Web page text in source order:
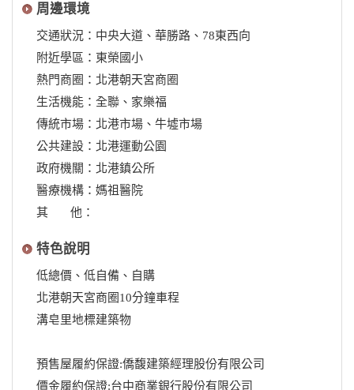
周邊環境
交通狀況：中央大道、華勝路、78東西向
附近學區：東榮國小
熱門商圈：北港朝天宮商圈
生活機能：全聯、家樂福
傳統市場：北港市場、牛墟市場
公共建設：北港運動公園
政府機關：北港鎮公所
醫療機構：媽祖醫院
其 他：
特色說明
低總價、低自備、自購
北港朝天宮商圈10分鐘車程
溝皂里地標建築物
預售屋履約保證:僑馥建築經理股份有限公司
價金履約保證:台中商業銀行股份有限公司